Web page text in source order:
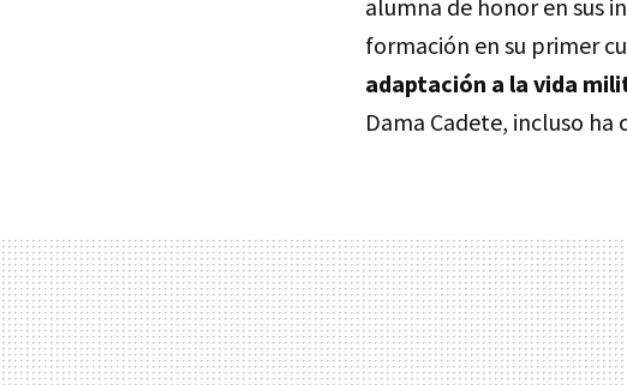
alumna de honor en sus
formación en su primer
adaptación a la vida
Dama Cadete, incluso